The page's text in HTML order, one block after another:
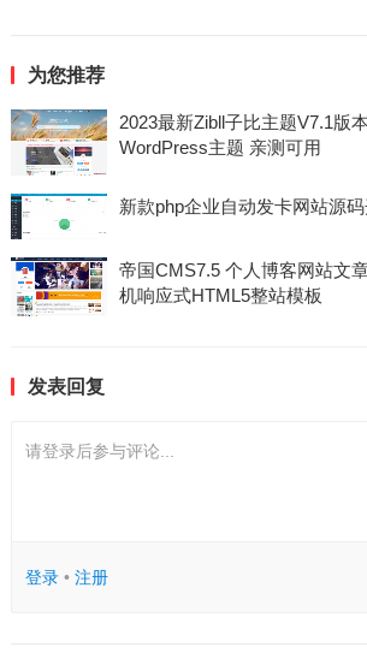
为您推荐
2023最新Zibll子比主题V7.1版
WordPress主题 亲测可用
新款php企业自动发卡网站源
帝国CMS7.5 个人博客网站文
机响应式HTML5整站模板
发表回复
请登录后参与评论...
登录• 注册